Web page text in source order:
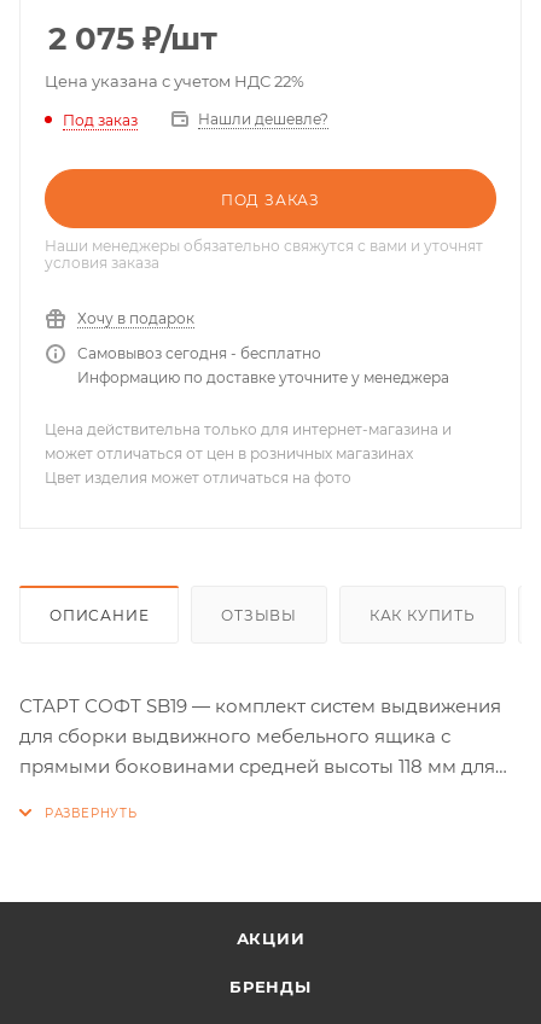
2 075 ₽/шт
Цена указана с учетом НДС 22%
Под заказ Нашли дешевле?
ПОД ЗАКАЗ
Наши менеджеры обязательно свяжутся с вами и уточнят
условия заказа
Хочу в подарок
Самовывоз сегодня - бесплатно
Информацию по доставке уточните у менеджера
Цена действительна только для интернет-магазина и
может отличаться от цен в розничных магазинах
Цвет изделия может отличаться на фото
ОПИСАНИЕ ОТЗЫВЫ КАК КУПИТЬ
СТАРТ СОФТ SB19 — комплект систем выдвижения
для сборки выдвижного мебельного ящика с
прямыми боковинами средней высоты 118 мм для
АКЦИИ
БРЕНДЫ